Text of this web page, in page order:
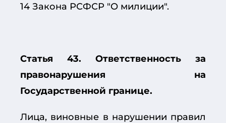
14 Закона РСФСР "О милиции".
Статья 43. Ответственность за
правонарушения на
Государственной границе.
Лица, виновные в нарушении правил